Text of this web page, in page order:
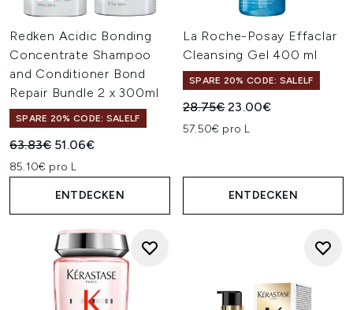
Redken Acidic Bonding
Concentrate Shampoo
and Conditioner Bond
Repair Bundle 2 x 300ml
SPARE 20% CODE: SALELF
Unverbindliche Preisempfehlung:
63.83€ Aktueller Preis:
51.06€
85.10€ pro L
ENTDECKEN
La Roche-Posay Effaclar
Cleansing Gel 400 ml
SPARE 20% CODE: SALELF
Unverbindliche
28.75€Aktueller Preis:
23.00€
57.50€ pro L
ENTDECKEN